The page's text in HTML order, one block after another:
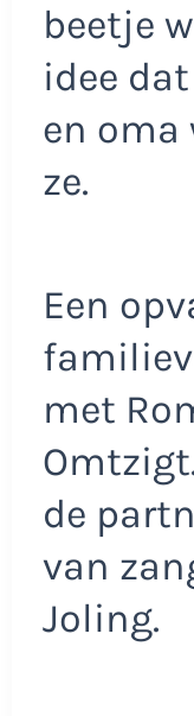
beetje
idee
en oma
ze.
Een
met
de
van
Joling.